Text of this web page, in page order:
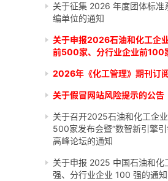
关于征集 2026 年度团体标准
编单位的通知
关于申报2026石油和化工企
前500家、分行业企业前100
2026年《化工管理》期刊订
关于假冒网站风险提示的公告
关于召开2025石油和化工企
500家发布会暨“数智新引擎引
高峰论坛的通知
关于申报 2025 中国石油和化
强、分行业企业 100 强的通知